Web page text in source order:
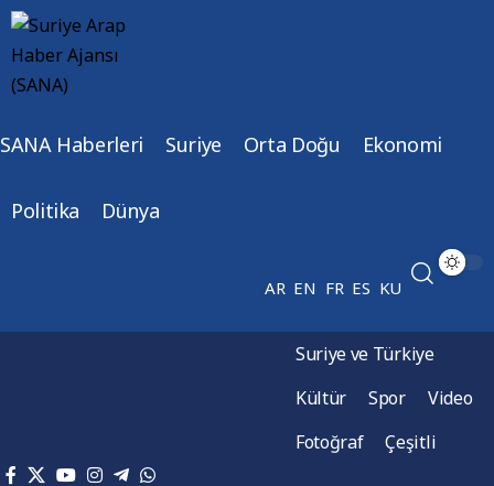
SANA Haberleri Suriye Orta Doğu Ekonomi
Politika Dünya
AR EN FR ES KU
Suriye ve Türkiye
Kültür
Spor
Video
Fotoğraf
Çeşitli